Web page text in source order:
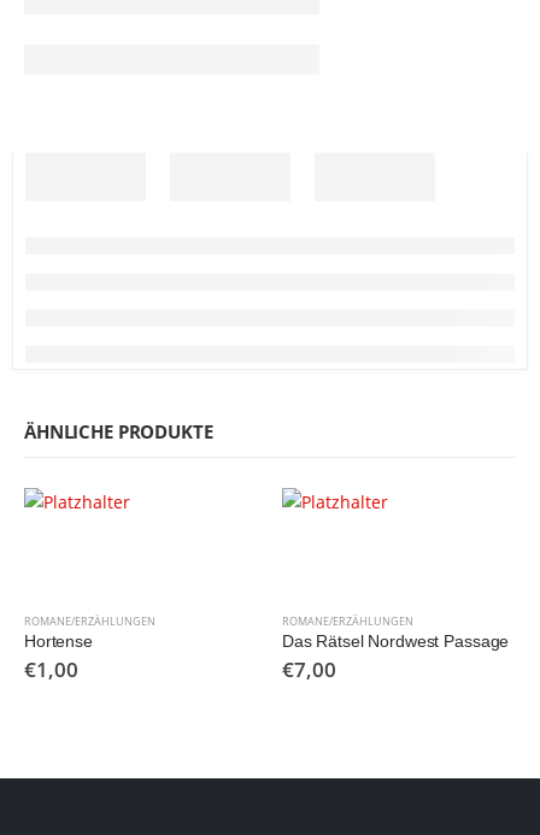
ÄHNLICHE PRODUKTE
ROMANE/ERZÄHLUNGEN
Hortense
€1,00
ROMANE/ERZÄHLUNGEN
Das Rätsel Nordwest Passage
€7,00